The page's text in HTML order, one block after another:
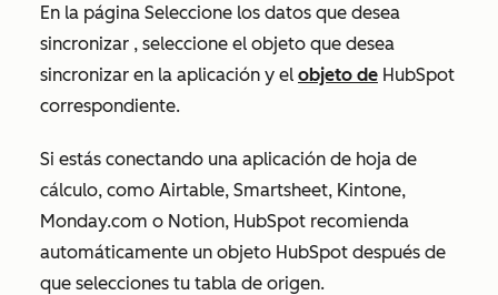
En la página Seleccione los datos que desea
sincronizar , seleccione el objeto que desea
sincronizar en la aplicación y el objeto de HubSpot
correspondiente.
Si estás conectando una aplicación de hoja de
cálculo, como Airtable, Smartsheet, Kintone,
Monday.com o Notion, HubSpot recomienda
automáticamente un objeto HubSpot después de
que selecciones tu tabla de origen.